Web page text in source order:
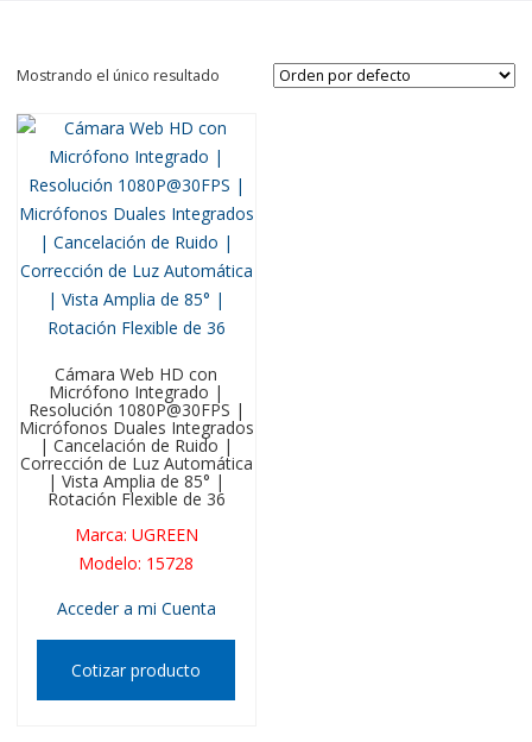
Mostrando el único resultado
Cámara Web HD con
Micrófono Integrado |
Resolución 1080P@30FPS |
Micrófonos Duales Integrados
| Cancelación de Ruido |
Corrección de Luz Automática
| Vista Amplia de 85° |
Rotación Flexible de 36
Marca: UGREEN
Modelo: 15728
Acceder a mi Cuenta
Cotizar producto